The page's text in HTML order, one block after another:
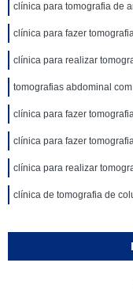
clínica para tomografia de
clínica para fazer
clínica para realizar
tomografias abdominal
clínica para fazer
clínica para fazer
clínica para realizar
clínica de tomografia de